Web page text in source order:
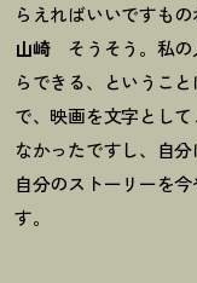
らえればいいですもの
山崎そうそう。私の
らできる、というこ
で、映画を文字とし
なかったですし、自
自分のストーリーを
す。